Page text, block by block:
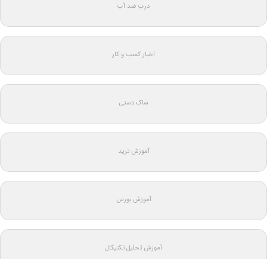
درب ضد آب
اخبار کسب و کار
ساک دستی
آموزش ترید
آموزش بورس
آموزش تحلیل تکنیکال